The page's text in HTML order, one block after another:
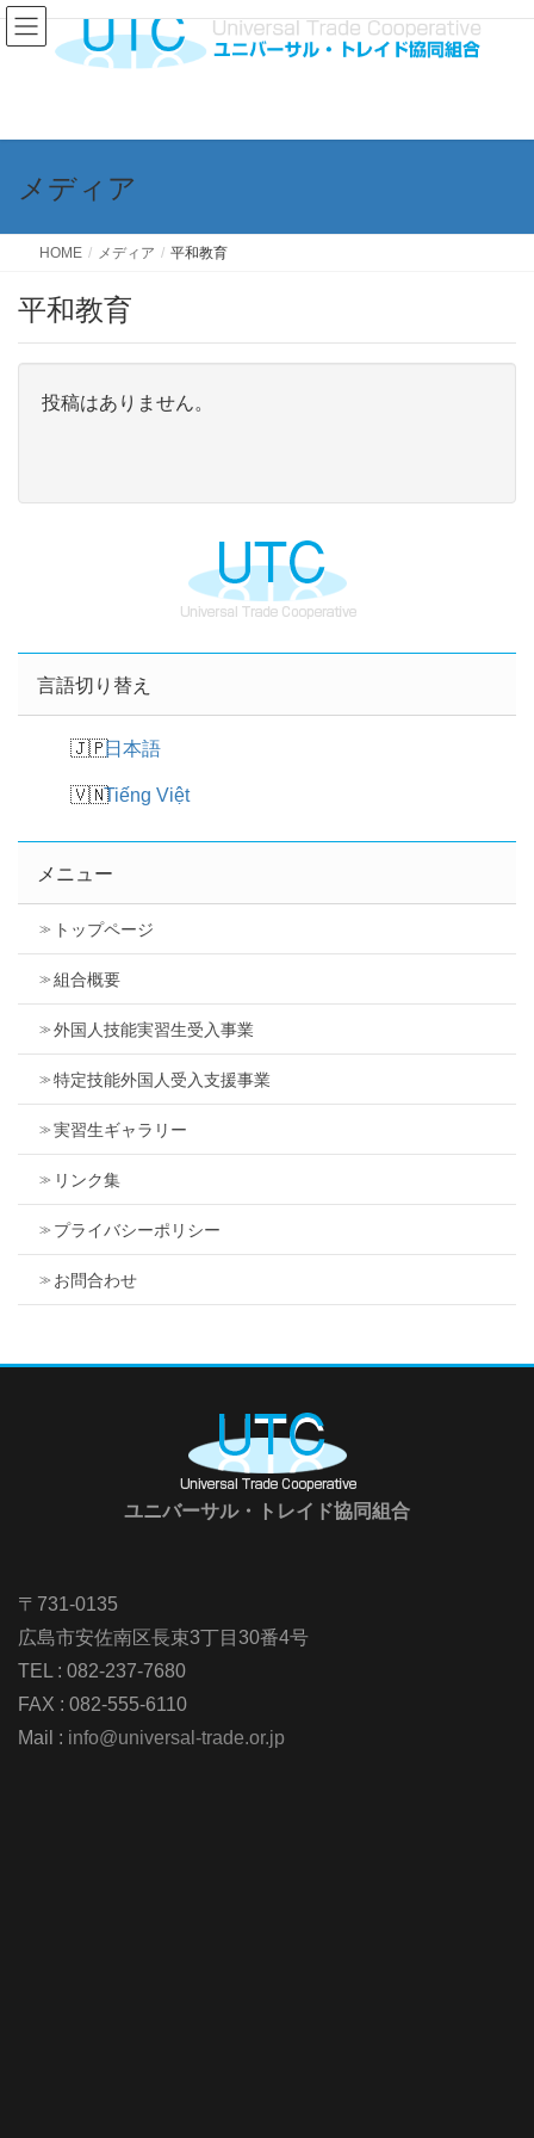
メディア
HOME メディア 平和教育
平和教育
投稿はありません。
言語切り替え
日本語
Tiếng Việt
メニュー
トップページ
組合概要
外国人技能実習生受入事業
特定技能外国人受入支援事業
実習生ギャラリー
リンク集
プライバシーポリシー
お問合わせ
ユニバーサル・トレイド協同組合
〒731-0135
広島市安佐南区長束3丁目30番4号
TEL : 082-237-7680
FAX : 082-555-6110
Mail : info@universal-trade.or.jp